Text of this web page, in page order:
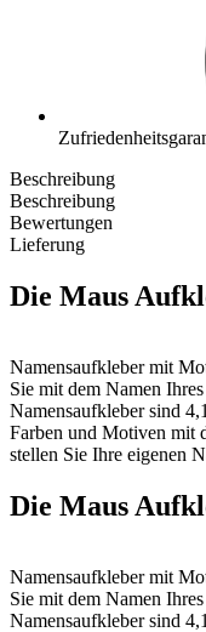
Beschreibung
Beschreibung
Bewertungen
Lieferung
Die Maus
Namensaufkleber mit
Sie mit dem Namen
Namensaufkleber sind
Farben und Motiven mit
stellen Sie Ihre eigenen
Personalisieren Sie diese
zum Beispiel mit dem
Markieren Sie alle
die Grundschule nimmt.
Namensaufklebern
Die Maus
Namensaufkleber mit
Sie mit dem Namen
Namensaufkleber sind